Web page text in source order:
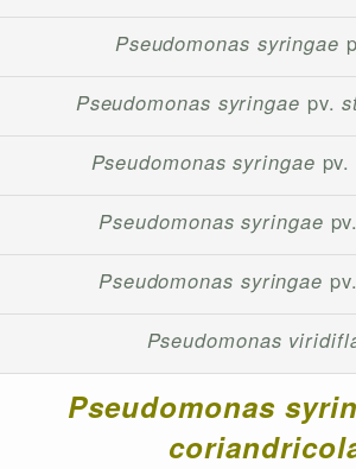
Pseudomonas syringae
Pseudomonas syringae pv.
Pseudomonas syringae pv.
Pseudomonas syringae pv.
Pseudomonas syringae pv.
Pseudomonas
Pseudomonas